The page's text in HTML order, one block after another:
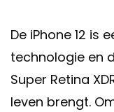
De iPhone 12 is
technologie en
Super Retina
leven brengt.